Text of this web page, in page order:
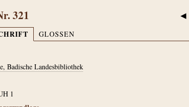
◀
321
GLOSSEN
Badische Landesbibliothek
1